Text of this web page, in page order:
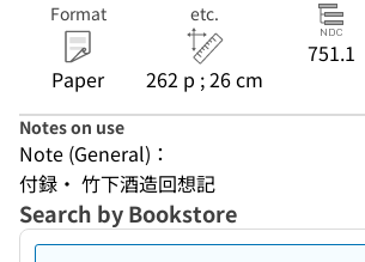
Format
Paper
etc.
262 p ; 26 cm
751.1
Notes on use
Note (General)：
付録・ 竹下酒造回想記
Search by Bookstore